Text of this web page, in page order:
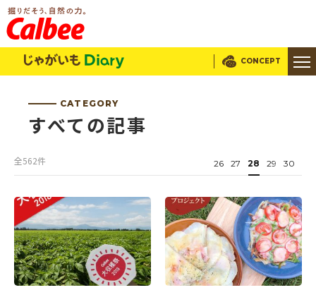
じゃがいもDialy CONCEPT
CATEGORY
すべての記事
全562件 26 27 28 29 30